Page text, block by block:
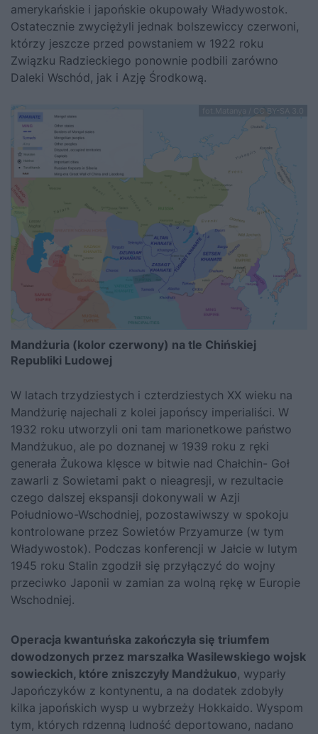
amerykańskie i japońskie okupowały Władywostok.
Ostatecznie zwyciężyli jednak bolszewiccy czerwoni,
którzy jeszcze przed powstaniem w 1922 roku
Związku Radzieckiego ponownie podbili zarówno
Daleki Wschód, jak i Azję Środkową.
fot.Matanya / CC BY-SA 3.0
Mandżuria (kolor czerwony) na tle Chińskiej
Republiki Ludowej
W latach trzydziestych i czterdziestych XX wieku na
Mandżurię najechali z kolei japońscy imperialiści. W
1932 roku utworzyli oni tam marionetkowe państwo
Mandżukuo, ale po doznanej w 1939 roku z ręki
generała Żukowa klęsce w bitwie nad Chałchin- Goł
zawarli z Sowietami pakt o nieagresji, w rezultacie
czego dalszej ekspansji dokonywali w Azji
Południowo-Wschodniej, pozostawiwszy w spokoju
kontrolowane przez Sowietów Przyamurze (w tym
Władywostok). Podczas konferencji w Jałcie w lutym
1945 roku Stalin zgodził się przyłączyć do wojny
przeciwko Japonii w zamian za wolną rękę w Europie
Wschodniej.
Operacja kwantuńska zakończyła się triumfem
dowodzonych przez marszałka Wasilewskiego wojsk
sowieckich, które zniszczyły Mandżukuo, wyparły
Japończyków z kontynentu, a na dodatek zdobyły
kilka japońskich wysp u wybrzeży Hokkaido. Wyspom
tym, których rdzenną ludność deportowano, nadano